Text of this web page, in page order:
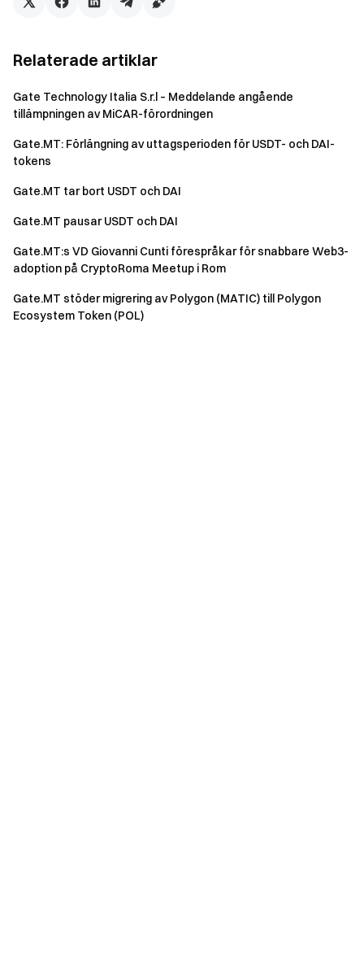
Relaterade artiklar
Gate Technology Italia S.r.l – Meddelande angående
tillämpningen av MiCAR-förordningen
Gate.MT: Förlängning av uttagsperioden för USDT- och DAI-
tokens
Gate.MT tar bort USDT och DAI
Gate.MT pausar USDT och DAI
Gate.MT:s VD Giovanni Cunti förespråkar för snabbare Web3-
adoption på CryptoRoma Meetup i Rom
Gate.MT stöder migrering av Polygon (MATIC) till Polygon
Ecosystem Token (POL)